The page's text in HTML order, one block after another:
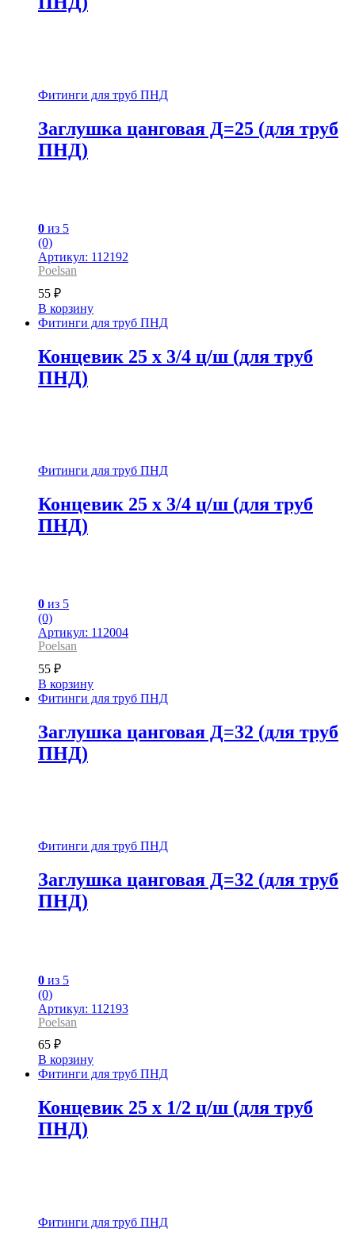
Фитинги для труб ПНД
Заглушка цанговая Д=25 (для труб
ПНД)
0 из 5
(0)
Артикул: 112192
Poelsan
55 ₽
В корзину
Фитинги для труб ПНД
Концевик 25 x 3/4 ц/ш (для труб
ПНД)
Фитинги для труб ПНД
Концевик 25 x 3/4 ц/ш (для труб
ПНД)
0 из 5
(0)
Артикул: 112004
Poelsan
55 ₽
В корзину
Фитинги для труб ПНД
Заглушка цанговая Д=32 (для труб
ПНД)
Фитинги для труб ПНД
Заглушка цанговая Д=32 (для труб
ПНД)
0 из 5
(0)
Артикул: 112193
Poelsan
65 ₽
В корзину
Фитинги для труб ПНД
Концевик 25 x 1/2 ц/ш (для труб
ПНД)
Фитинги для труб ПНД